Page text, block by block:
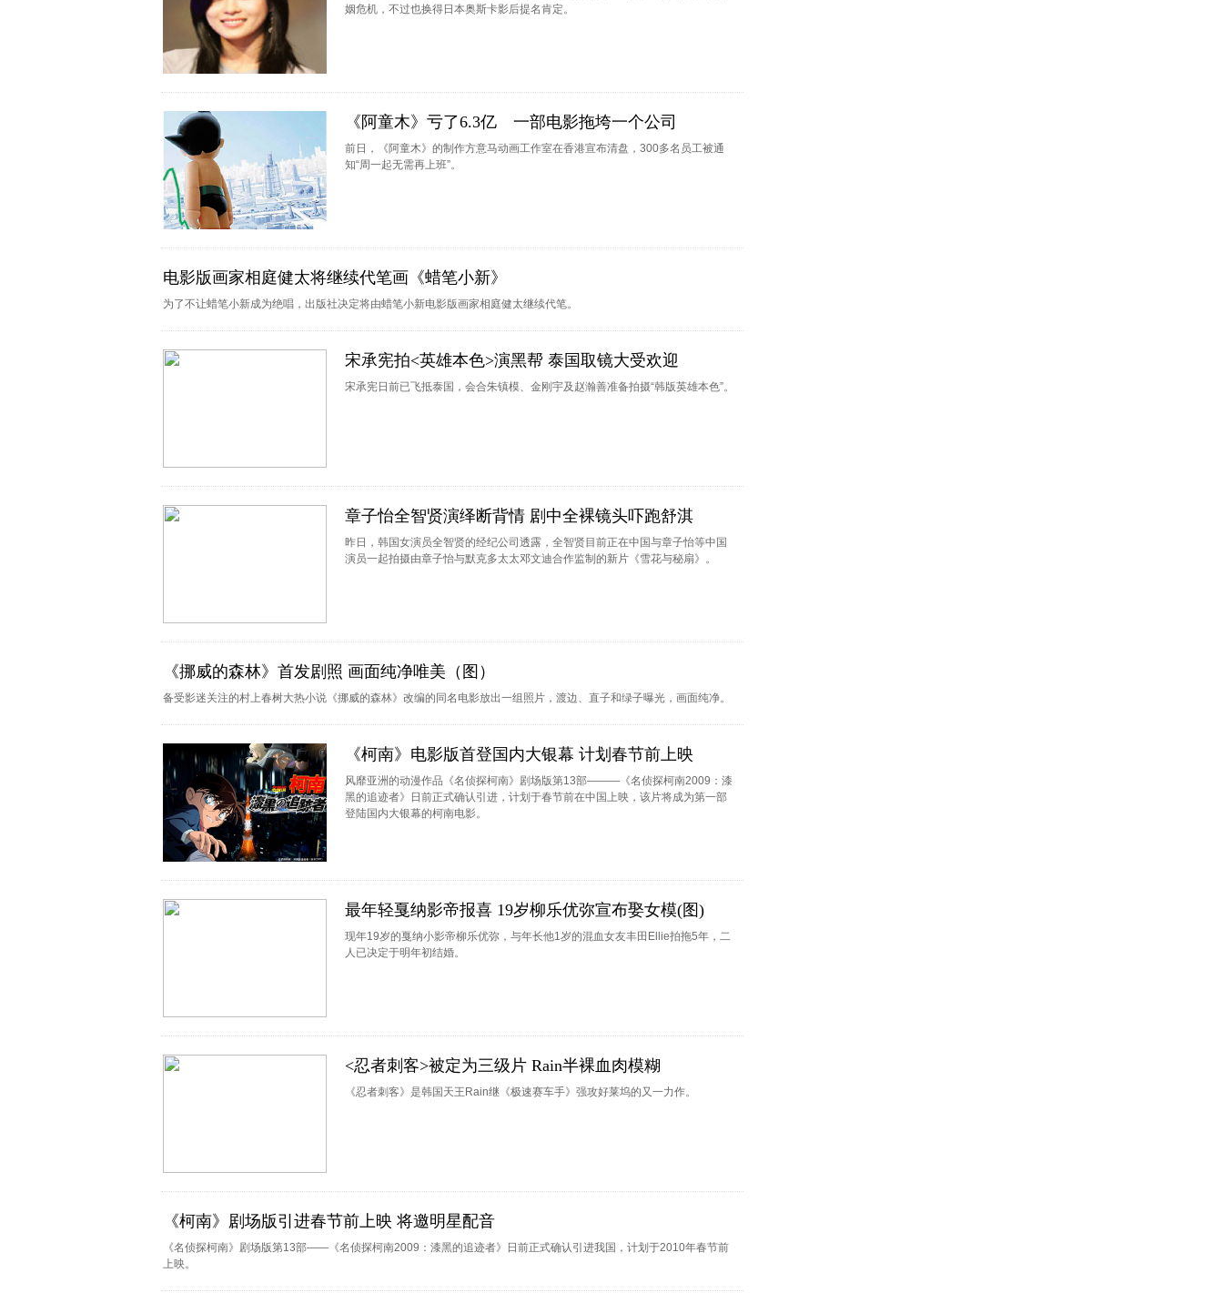
姻危机，不过也换得日本奥斯卡影后提名肯定。
《阿童木》亏了6.3亿 一部电影拖垮一个公司
前日，《阿童木》的制作方意马动画工作室在香港宣布清盘，300多名员工被通
知“周一起无需再上班”。
电影版画家相庭健太将继续代笔画《蜡笔小新》
为了不让蜡笔小新成为绝唱，出版社决定将由蜡笔小新电影版画家相庭健太继续代笔。
宋承宪拍<英雄本色>演黑帮 泰国取镜大受欢迎
宋承宪日前已飞抵泰国，会合朱镇模、金刚宇及赵瀚善准备拍摄“韩版英雄本色”。
章子怡全智贤演绎断背情 剧中全裸镜头吓跑舒淇
昨日，韩国女演员全智贤的经纪公司透露，全智贤目前正在中国与章子怡等中国
演员一起拍摄由章子怡与默克多太太邓文迪合作监制的新片《雪花与秘扇》。
《挪威的森林》首发剧照 画面纯净唯美（图）
备受影迷关注的村上春树大热小说《挪威的森林》改编的同名电影放出一组照片，渡边、直子和绿子曝光，画面纯净。
《柯南》电影版首登国内大银幕 计划春节前上映
风靡亚洲的动漫作品《名侦探柯南》剧场版第13部———《名侦探柯南2009：漆
黑的追迹者》日前正式确认引进，计划于春节前在中国上映，该片将成为第一部
登陆国内大银幕的柯南电影。
最年轻戛纳影帝报喜 19岁柳乐优弥宣布娶女模(图)
现年19岁的戛纳小影帝柳乐优弥，与年长他1岁的混血女友丰田Ellie拍拖5年，二
人已决定于明年初结婚。
<忍者刺客>被定为三级片 Rain半裸血肉模糊
《忍者刺客》是韩国天王Rain继《极速赛车手》强攻好莱坞的又一力作。
《柯南》剧场版引进春节前上映 将邀明星配音
《名侦探柯南》剧场版第13部——《名侦探柯南2009：漆黑的追迹者》日前正式确认引进我国，计划于2010年春节前
上映。